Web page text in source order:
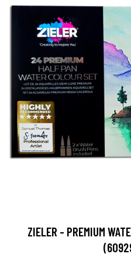
ZIELER - PREMIUM